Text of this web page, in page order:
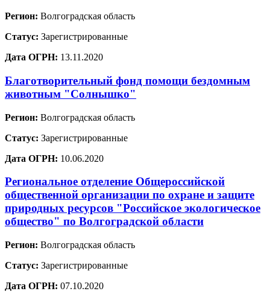
Регион: Волгоградская область
Статус: Зарегистрированные
Дата ОГРН: 13.11.2020
Благотворительный фонд помощи бездомным
животным "Солнышко"
Регион: Волгоградская область
Статус: Зарегистрированные
Дата ОГРН: 10.06.2020
Региональное отделение Общероссийской
общественной организации по охране и защите
природных ресурсов "Российское экологическое
общество" по Волгоградской области
Регион: Волгоградская область
Статус: Зарегистрированные
Дата ОГРН: 07.10.2020